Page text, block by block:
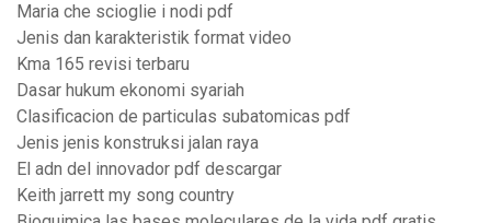
Maria che scioglie i nodi pdf
Jenis dan karakteristik format video
Kma 165 revisi terbaru
Dasar hukum ekonomi syariah
Clasificacion de particulas subatomicas pdf
Jenis jenis konstruksi jalan raya
El adn del innovador pdf descargar
Keith jarrett my song country